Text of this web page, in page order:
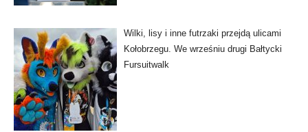
Wilki, lisy i inne futrzaki przejdą ulicami
Kołobrzegu. We wrześniu drugi Bałtycki
Fursuitwalk